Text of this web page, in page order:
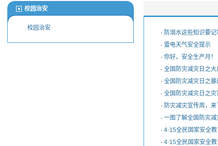
校园治安
校园治安
· 防溺水这些知识要记
· 雷电天气安全提示
· 你好，安全生产月！
· 全国防灾减灾日之
· 全国防灾减灾日之
· 全国防灾减灾日之
· 防灾减灾宣传周，来
· 一图了解全国防灾减
· 4·15全民国家安全
· 4·15全民国家安全